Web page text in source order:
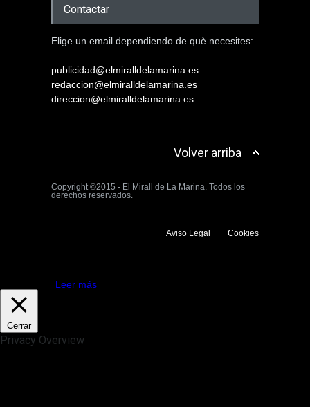
Contactar
Elige un email dependiendo de què necesites:
publicidad@elmiralldelamarina.es
redaccion@elmiralldelamarina.es
direccion@elmiralldelamarina.es
Volver arriba
Copyright ©2015 - El Mirall de La Marina. Todos los
derechos reservados.
Aviso Legal Cookies
Leer más
Cerrar
Privacy Overview